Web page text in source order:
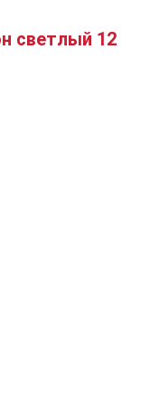
светлый 12